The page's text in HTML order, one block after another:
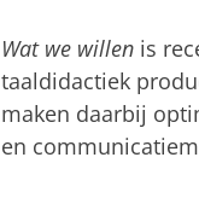
Wat we willen is
taaldidactiek
maken daarbij
en